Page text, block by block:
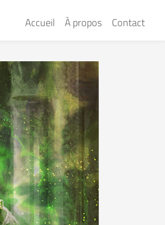
Accueil À propos Contact